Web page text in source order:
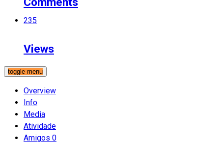
235
Views
toggle menu
Overview
Info
Media
Atividade
Amigos 0